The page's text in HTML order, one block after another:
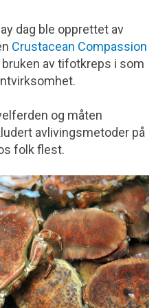
dag ble opprettet av
Crustacean Compassion
av tifotkreps i som
og måten
avlivingsmetoder på
folk flest.